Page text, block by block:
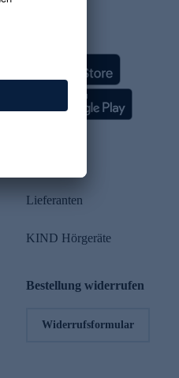
Lieferanten
KIND Hörgeräte
Bestellung widerrufen
Widerrufsformular